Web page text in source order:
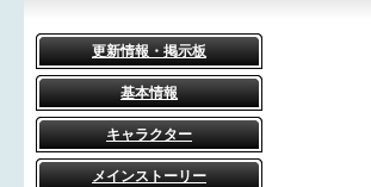
更新情報・掲示板
基本情報
キャラクター
メインストーリー